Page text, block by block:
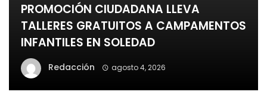
PROMOCIÓN CIUDADANA LLEVA
TALLERES GRATUITOS A CAMPAMENTOS
INFANTILES EN SOLEDAD
Redacción agosto 4, 2026